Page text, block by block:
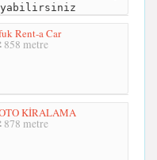
Rent-a Car
858 metre
KİRALAMA
878 metre